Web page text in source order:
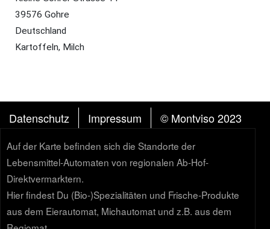
39576 Gohre
Deutschland
Kartoffeln, Milch
Datenschutz Impressum © Montviso 2023
Auf der Karte befinden sich die Standorte der
Lebensmittel-Automaten von regionalen Ab-Hof-
Direktvermarktern.
Hier findest Du (Bio-)Spezialitäten und Frische-Produkte
aus dem Eierautomat, Michautomat und z.B. aus dem